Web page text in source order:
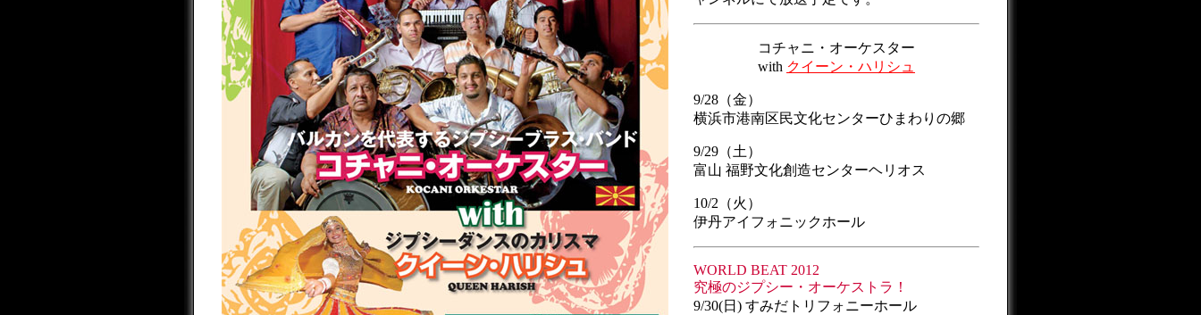
コチャニ・オーケスター
with クイーン・ハリシュ
9/28（金）
横浜市港南区民文化センターひまわりの郷
9/29（土）
富山 福野文化創造センターヘリオス
10/2（火）
伊丹アイフォニックホール
WORLD BEAT 2012
究極のジプシー・オーケストラ！
9/30(日) すみだトリフォニーホール